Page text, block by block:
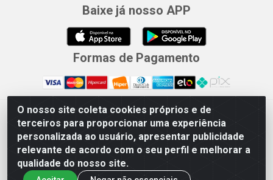
O nosso site coleta cookies próprios e de
terceiros para proporcionar uma experiência
personalizada ao usuário, apresentar publicidade
relevante de acordo com o seu perfil e melhorar a
qualidade do nosso site.
Baixe já nosso APP
Formas de Pagamento
Merconorte Distribuidora de Ferragens Ltda - Avenida Marechal
Rondon, 1571 - Centro, Ji-Paraná/RO - CEP 76.900-121 - CNPJ
10.779.165/000167